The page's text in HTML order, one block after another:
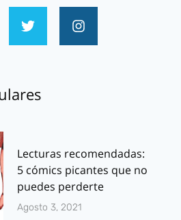
Lecturas recomendadas:
5 cómics picantes que no
puedes perderte
Agosto 3, 2021